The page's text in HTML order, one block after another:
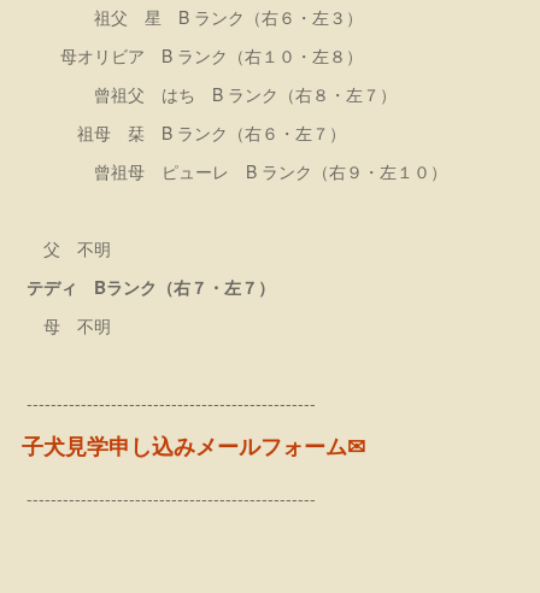
祖父 星 B ランク（右６・左３）
母オリビア B ランク（右１０・左８）
曾祖父 はち B ランク（右８・左７）
祖母 栞 B ランク（右６・左７）
曾祖母 ピューレ B ランク（右９・左１０）
父 不明
テディ Bランク（右７・左７）
母 不明
------------------------------------------------
子犬見学申し込みメールフォーム✉
------------------------------------------------